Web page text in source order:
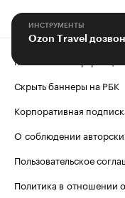
ИНСТРУМЕНТЫ
Контактная информация
Скрыть баннеры на РБК
Корпоративная
О соблюдении
Пользовательское
Политика в отношении